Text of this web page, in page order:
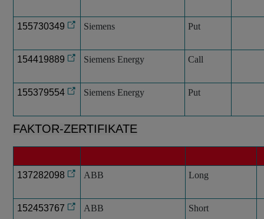
155730349 Siemens Put
154419889 Siemens Energy Call
155379554 Siemens Energy Put
FAKTOR-ZERTIFIKATE
137282098 ABB Long
152453767 ABB Short